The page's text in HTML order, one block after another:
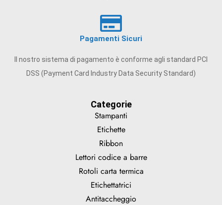
Pagamenti Sicuri
Il nostro sistema di pagamento è conforme agli standard PCI
DSS (Payment Card Industry Data Security Standard)
Categorie
Stampanti
Etichette
Ribbon
Lettori codice a barre
Rotoli carta termica
Etichettatrici
Antitaccheggio